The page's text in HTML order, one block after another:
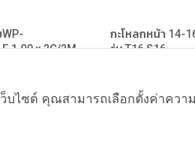
1.00 x 2C/2M
฿99
กะโหลกหน้า 14-
รุ่น T16,S16
฿89
บไซต์ คุณสามารถเลือกตั้งค่าคว